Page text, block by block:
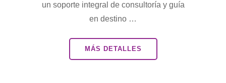
un soporte integral de consultoría y guía
en destino …
MÁS DETALLES